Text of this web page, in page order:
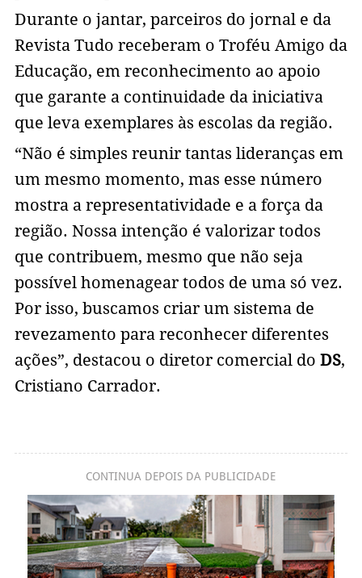
Durante o jantar, parceiros do jornal e da
Revista Tudo receberam o Troféu Amigo da
Educação, em reconhecimento ao apoio
que garante a continuidade da iniciativa
que leva exemplares às escolas da região.
“Não é simples reunir tantas lideranças em
um mesmo momento, mas esse número
mostra a representatividade e a força da
região. Nossa intenção é valorizar todos
que contribuem, mesmo que não seja
possível homenagear todos de uma só vez.
Por isso, buscamos criar um sistema de
revezamento para reconhecer diferentes
ações”, destacou o diretor comercial do DS,
Cristiano Carrador.
CONTINUA DEPOIS DA PUBLICIDADE